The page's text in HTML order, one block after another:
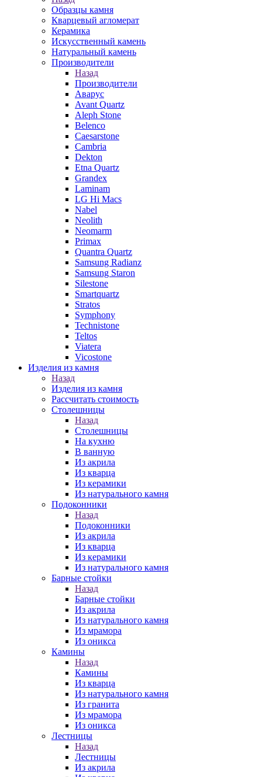
Образцы камня
Кварцевый агломерат
Керамика
Искусственный камень
Натуральный камень
Производители
Назад
Производители
Аварус
Avant Quartz
Aleph Stone
Belenco
Caesarstone
Cambria
Dekton
Etna Quartz
Grandex
Laminam
LG Hi Macs
Nabel
Neolith
Neomarm
Primax
Quantra Quartz
Samsung Radianz
Samsung Staron
Silestone
Smartquartz
Stratos
Symphony
Technistone
Teltos
Viatera
Vicostone
Изделия из камня
Назад
Изделия из камня
Рассчитать стоимость
Столешницы
Назад
Столешницы
На кухню
В ванную
Из акрила
Из кварца
Из керамики
Из натурального камня
Подоконники
Назад
Подоконники
Из акрила
Из кварца
Из керамики
Из натурального камня
Барные стойки
Назад
Барные стойки
Из акрила
Из натурального камня
Из мрамора
Из оникса
Камины
Назад
Камины
Из кварца
Из натурального камня
Из гранита
Из мрамора
Из оникса
Лестницы
Назад
Лестницы
Из акрила